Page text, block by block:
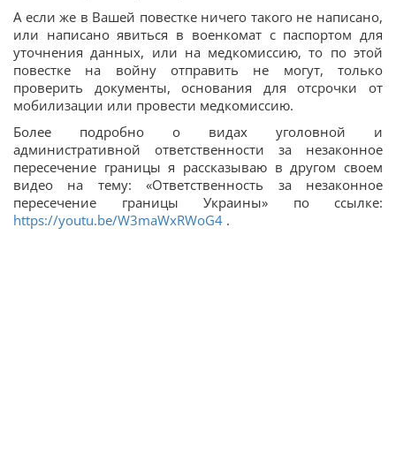
А если же в Вашей повестке ничего такого не написано,
или написано явиться в военкомат с паспортом для
уточнения данных, или на медкомиссию, то по этой
повестке на войну отправить не могут, только
проверить документы, основания для отсрочки от
мобилизации или провести медкомиссию.
Более подробно о видах уголовной и
административной ответственности за незаконное
пересечение границы я рассказываю в другом своем
видео на тему: «Ответственность за незаконное
пересечение границы Украины» по ссылке:
https://youtu.be/W3maWxRWoG4 .